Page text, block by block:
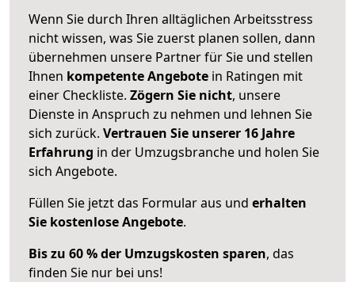
Wenn Sie durch Ihren alltäglichen Arbeitsstress
nicht wissen, was Sie zuerst planen sollen, dann
übernehmen unsere Partner für Sie und stellen
Ihnen kompetente Angebote in Ratingen mit
einer Checkliste. Zögern Sie nicht, unsere
Dienste in Anspruch zu nehmen und lehnen Sie
sich zurück. Vertrauen Sie unserer 16 Jahre
Erfahrung in der Umzugsbranche und holen Sie
sich Angebote.
Füllen Sie jetzt das Formular aus und erhalten
Sie kostenlose Angebote.
Bis zu 60 % der Umzugskosten sparen, das
finden Sie nur bei uns!